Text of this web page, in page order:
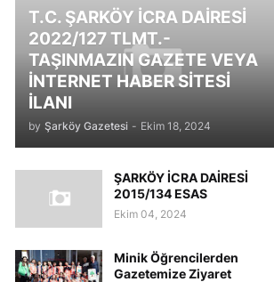
T.C. ŞARKÖY İCRA DAİRESİ
2022/127 TLMT.-
TAŞINMAZIN GAZETE VEYA
İNTERNET HABER SİTESİ
İLANI
by Şarköy Gazetesi - Ekim 18, 2024
ŞARKÖY İCRA DAİRESİ
2015/134 ESAS
Ekim 04, 2024
Minik Öğrencilerden
Gazetemize Ziyaret